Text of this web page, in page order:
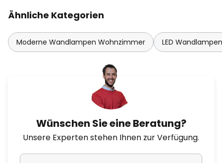
Ähnliche Kategorien
Moderne Wandlampen Wohnzimmer LED
Wünschen Sie eine Beratung?
Unsere Experten stehen Ihnen zur Verfügung.